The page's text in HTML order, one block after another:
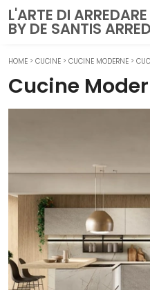
L'ARTE DI ARREDARE
BY DE SANTIS
HOME > CUCINE > CUCINE MODERNE >
Cucine